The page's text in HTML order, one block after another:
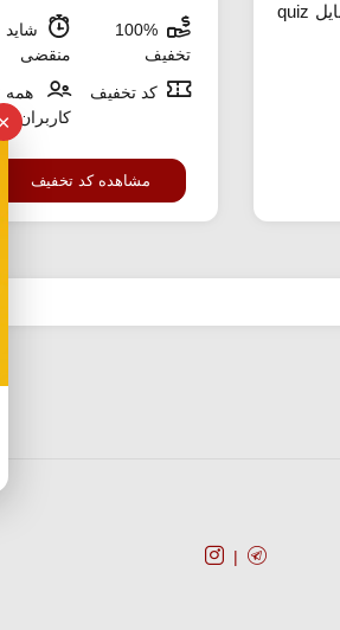
توانید از 200 سکه رایگان در بازی موبایل quiz
100%
تخفیف
شاید
منقضی
کد تخفیف
همه
کاربران
مشاهده کد تخفیف